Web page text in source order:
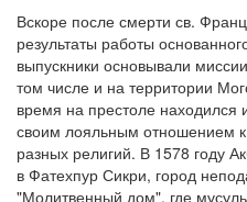
Вскоре после смерти св.
результаты работы
выпускники основывали
том числе и на территории
время на престоле находился
своим лояльным отношением
разных религий. В 1578 году
в Фатехпур Сикри, город
"Молитвенный дом", где